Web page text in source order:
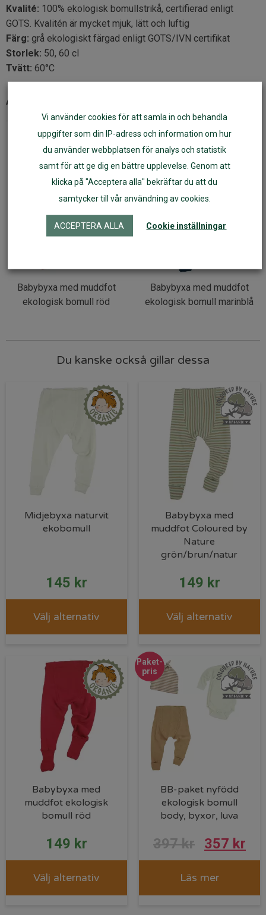
Kvalité: 100% ekologisk bomullstrikå, certifierad enligt
GOTS. Kvalitén är mycket mjuk, lätt och luftig
Färg: grå ekologiskt färgad enligt GOTS/IVN certifikat
Storlek: 50, 60 cl
Tvätt: 60°C
Artikelnr:
Fler varianter
Babybyxa med muddfot
ekologisk bomull röd
Babybyxa med muddfot
ekologisk bomull marinblå
Du kanske också gillar dessa
Midjebyxa naturvit
ekobomull
145 kr
Välj alternativ
Babybyxa med
muddfot Coloured by
Nature
grön/brun/natur
149 kr
Välj alternativ
Babybyxa med
muddfot ekologisk
bomull röd
149 kr
Välj alternativ
Paket-
pris
BB-paket nyfödd
ekologisk bomull
body, byxor, luva
397kr
Det
priset
357 kr
Läs mer
Vi använder cookies för att samla in och behandla
uppgifter som din IP-adress och information om hur
du använder webbplatsen för analys och statistik
samt för att ge dig en bättre upplevelse. Genom att
klicka på "Acceptera alla" bekräftar du att du
samtycker till vår användning av cookies.
ACCEPTERA ALLA Cookie inställningar